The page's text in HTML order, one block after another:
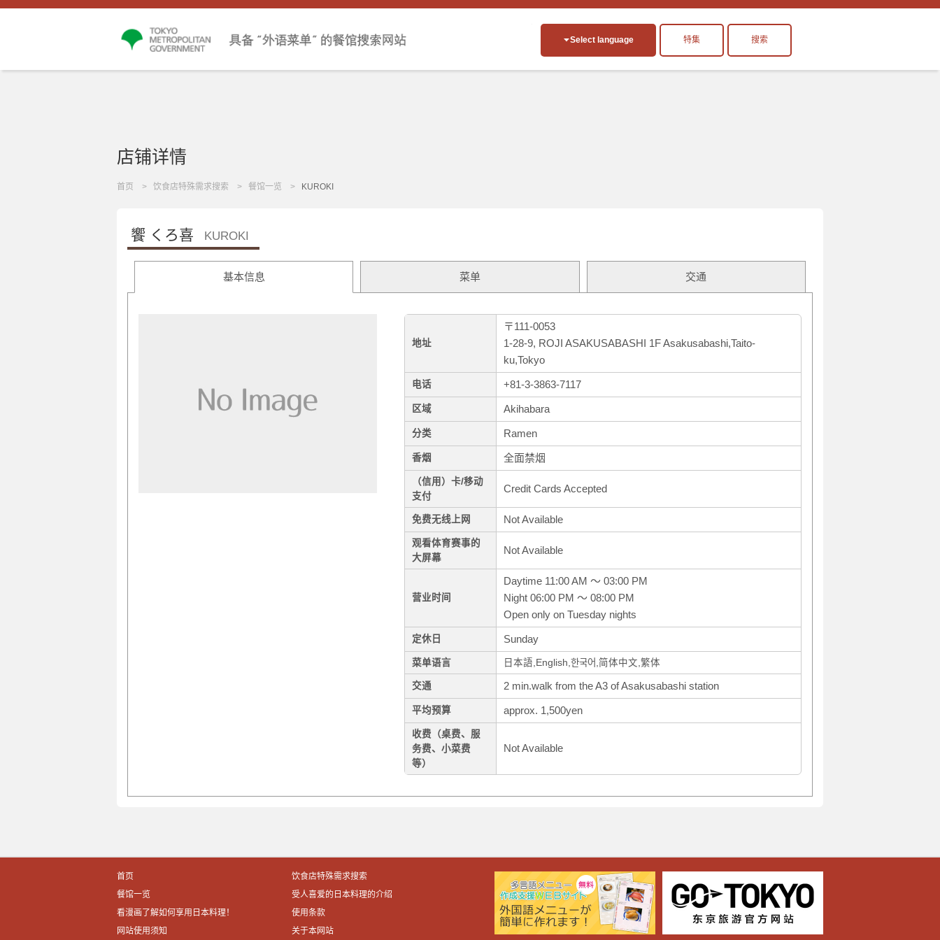
Select language 特集 搜索
店铺详情
首页 饮食店特殊需求搜索 餐馆一览 KUROKI
饗 くろ喜 KUROKI
基本信息 菜单 交通
地址
〒111-0053
1-28-9, ROJI ASAKUSABASHI 1F Asakusabashi,Taito-
ku,Tokyo
电话 +81-3-3863-7117
区域 Akihabara
分类 Ramen
香烟 全面禁烟
（信用）卡/移动
支付
Credit Cards Accepted
免费无线上网 Not Available
观看体育赛事的
大屏幕
Not Available
营业时间
Daytime 11:00 AM ～ 03:00 PM
Night 06:00 PM ～ 08:00 PM
Open only on Tuesday nights
定休日 Sunday
菜单语言 日本語,English,한국어,简体中文,繁体
交通 2 min.walk from the A3 of Asakusabashi station
平均预算 approx. 1,500yen
收费（桌费、服
务费、小菜费
等）
Not Available
首页
饮食店特殊需求搜索
餐馆一览
受人喜爱的日本料理的介绍
看漫画了解如何享用日本料理！
使用条款
网站使用须知
关于本网站